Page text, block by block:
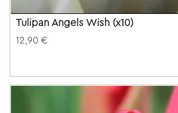
Tulipan Angels Wish (x10)
12,90 €